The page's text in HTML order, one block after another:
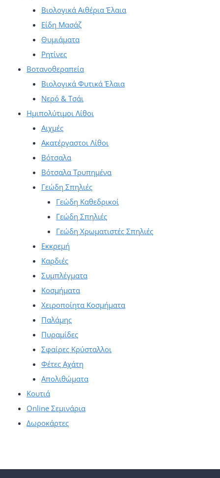
Βιολογικά Αιθέρια Έλαια
Είδη Μασάζ
Θυμιάματα
Ρητίνες
Βοτανοθεραπεία
Βιολογικά Φυτικά Έλαια
Νερό & Τσάι
Ημιπολύτιμοι Λίθοι
Αιχμές
Ακατέργαστοι Λίθοι
Βότσαλα
Βότσαλα Τρυπημένα
Γεώδη Σπηλιές
Γεώδη Καθεδρικοί
Γεώδη Σπηλιές
Γεώδη Χρωματιστές Σπηλιές
Εκκρεμή
Καρδιές
Συμπλέγματα
Κοσμήματα
Χειροποίητα Κοσμήματα
Παλάμης
Πυραμίδες
Σφαίρες Κρύσταλλοι
Φέτες Αχάτη
Απολιθώματα
Κουτιά
Online Σεμινάρια
Δωροκάρτες